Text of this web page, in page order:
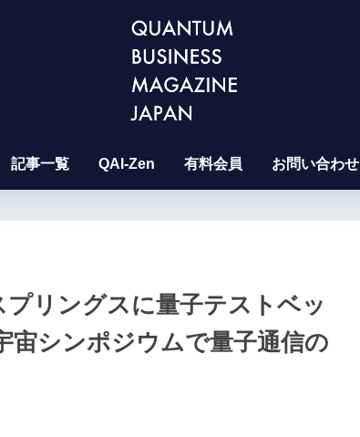
記事一覧 QAI-Zen 有料会員 お問い合わせ
リングスに量子テストベッ
宙シンポジウムで量子通信の